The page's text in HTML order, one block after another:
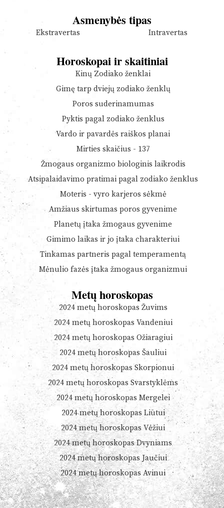
Asmenybės tipas
Ekstravertas Intravertas
Horoskopai ir skaitiniai
Kinų Zodiako ženklai
Gimę tarp dviejų zodiako ženklų
Poros suderinamumas
Pyktis pagal zodiako ženklus
Vardo ir pavardės raiškos planai
Mirties skaičius - 137
Žmogaus organizmo biologinis laikrodis
Atsipalaidavimo pratimai pagal zodiako ženklus
Moteris - vyro karjeros sėkmė
Amžiaus skirtumas poros gyvenime
Planetų įtaka žmogaus gyvenime
Gimimo laikas ir jo įtaka charakteriui
Tinkamas partneris pagal temperamentą
Mėnulio fazės įtaka žmogaus organizmui
Metų horoskopas
2024 metų horoskopas Žuvims
2024 metų horoskopas Vandeniui
2024 metų horoskopas Ožiaragiui
2024 metų horoskopas Šauliui
2024 metų horoskopas Skorpionui
2024 metų horoskopas Svarstyklėms
2024 metų horoskopas Mergelei
2024 metų horoskopas Liūtui
2024 metų horoskopas Vėžiui
2024 metų horoskopas Dvyniams
2024 metų horoskopas Jaučiui
2024 metų horoskopas Avinui